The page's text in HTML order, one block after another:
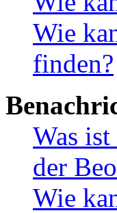
Wie
finden?
Was
der
Wie